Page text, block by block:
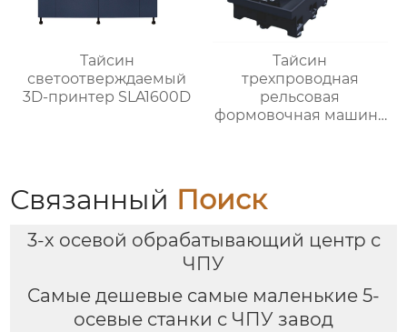
Тайсин
светоотверждаемый
3D-принтер SLA1600D
Тайсин
трехпроводная
рельсовая
формовочная машина
Связанный Поиск
3-х осевой обрабатывающий центр с
ЧПУ
Самые дешевые самые маленькие 5-
осевые станки с ЧПУ завод